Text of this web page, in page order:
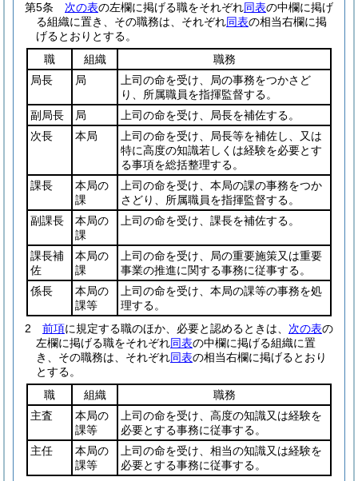
第5条
次の表の左欄に掲げる職をそれぞれ同表の中欄に掲げ
る組織に置き、その職務は、それぞれ同表の相当右欄に掲
げるとおりとする。
職
組織
職務
局長
局
上司の命を受け、局の事務をつかさど
り、所属職員を指揮監督する。
副局長
局
上司の命を受け、局長を補佐する。
次長
本局
上司の命を受け、局長等を補佐し、又は
特に高度の知識若しくは経験を必要とす
る事項を総括整理する。
課長
本局の
課
上司の命を受け、本局の課の事務をつか
さどり、所属職員を指揮監督する。
副課長
本局の
課
上司の命を受け、課長を補佐する。
課長補
佐
本局の
課
上司の命を受け、局の重要施策又は重要
事業の推進に関する事務に従事する。
係長
本局の
課等
上司の命を受け、本局の課等の事務を処
理する。
2
前項に規定する職のほか、必要と認めるときは、 次の表の
左欄に掲げる職をそれぞれ同表の中欄に掲げる組織に置
き、その職務は、それぞれ同表の相当右欄に掲げるとおり
とする。
職
組織
職務
主査
本局の
課等
上司の命を受け、高度の知識又は経験を
必要とする事務に従事する。
主任
本局の
課等
上司の命を受け、相当の知識又は経験を
必要とする事務に従事する。